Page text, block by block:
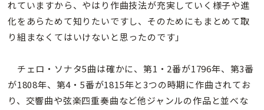
れていますから、やはり作曲技法が充実していく様子や進
化をあらためて知りたいですし、そのためにもまとめて取
り組まなくてはいけないと思ったのです」
チェロ・ソナタ5曲は確かに、第1・2番が1796年、第3番
が1808年、第4・5番が1815年と3つの時期に作曲されてお
り、交響曲や弦楽四重奏曲など他ジャンルの作品と並べな